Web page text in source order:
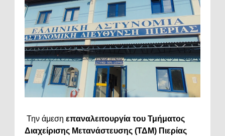
Την άμεση επαναλειτουργία του Τμήματος
Διαχείρισης Μετανάστευσης (ΤΔΜ) Πιερίας